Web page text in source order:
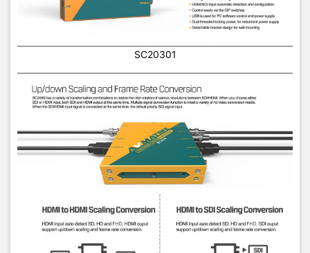
SC20301